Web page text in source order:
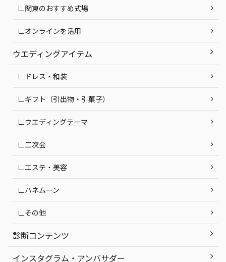
∟関東のおすすめ式場
∟オンラインを活用
ウエディングアイテム
∟ドレス・和装
∟ギフト（引出物・引菓子）
∟ウエディングテーマ
∟二次会
∟エステ・美容
∟ハネムーン
∟その他
診断コンテンツ
インスタグラム・アンバサダー